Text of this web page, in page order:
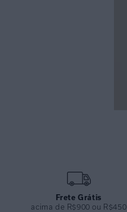
Frete Grátis
acima de R$900 ou R$450